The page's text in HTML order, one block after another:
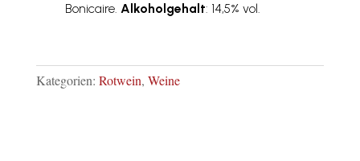
Bonicaire. Alkoholgehalt: 14,5% vol.
Kategorien: Rotwein, Weine